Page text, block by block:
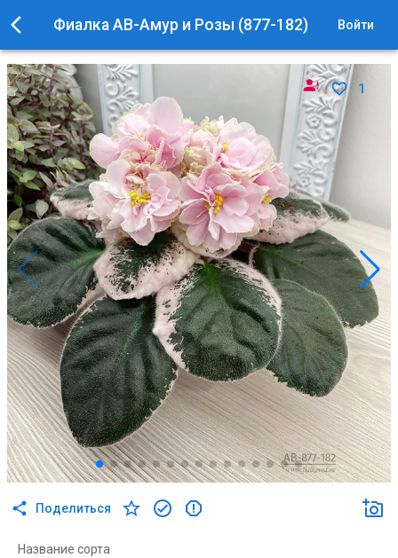
Фиалка АВ-Амур и Розы (877-182) Войти
1
Поделиться
Название сорта